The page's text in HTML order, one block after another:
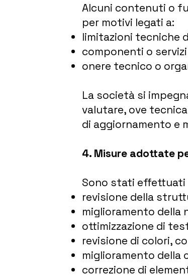
Alcuni contenuti o
per motivi legati a:
limitazioni tecniche
componenti o
onere tecnico o
La società si
valutare, ove
di aggiornamento e
4. Misure adottate
Sono stati effettuati
revisione della
miglioramento della
ottimizzazione di
revisione di colori,
miglioramento della
correzione di